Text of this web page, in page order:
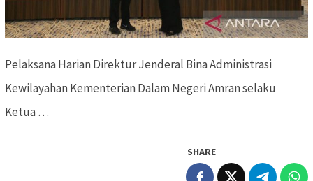
Pelaksana Harian Direktur Jenderal Bina Administrasi
Kewilayahan Kementerian Dalam Negeri Amran selaku
Ketua …
SHARE